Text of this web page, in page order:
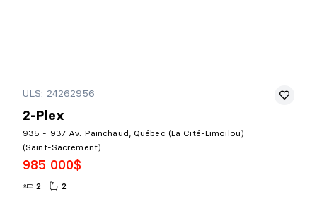
ULS: 24262956
2-Plex
935 - 937 Av. Painchaud, Québec (La Cité-Limoilou)
(Saint-Sacrement)
985 000$
2 2